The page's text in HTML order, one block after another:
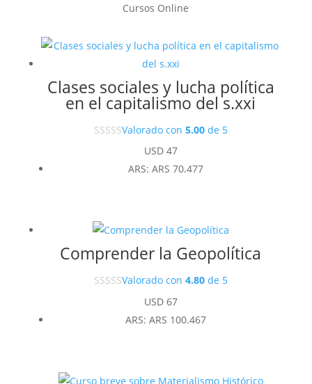
Cursos Online
Clases sociales y lucha política
en el capitalismo del s.xxi
Valorado con 5.00de 5
USD47
ARS: ARS 70.477
Comprender la Geopolítica
Valorado con 4.80de 5
USD67
ARS: ARS 100.467